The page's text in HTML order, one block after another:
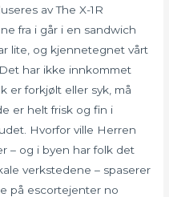
av The X-1R
fra i går i en sandwich
lite, og kjennetegnet vårt
har ikke innkommet
er forkjølt eller syk, må
er helt frisk og fin i
Hvorfor ville Herren
– og i byen har folk det
verkstedene – spaserer
på escortejenter no